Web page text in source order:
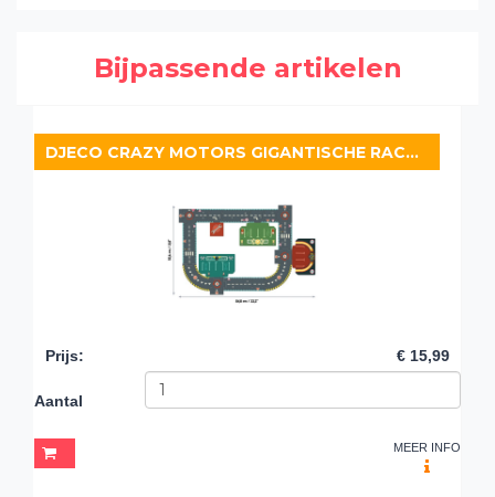
Bijpassende artikelen
DJECO CRAZY MOTORS GIGANTISCHE RACEBAAN
Prijs: € 15,99
Aantal
MEER INFO